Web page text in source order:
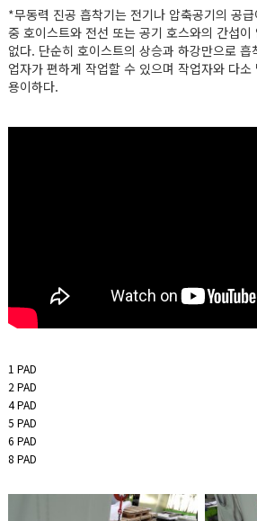
*무동력 진공 흡착기는 전기나 압축공기의 공
중 호이스트와 전선 또는 공기 호스와의 간섭
없다. 단순히 호이스트의 상승과 하강만으로
업자가 편하게 작업할 수 있으며 작업자와 다
용이하다.
1 PAD
2 PAD
4 PAD
5 PAD
6 PAD
8 PAD